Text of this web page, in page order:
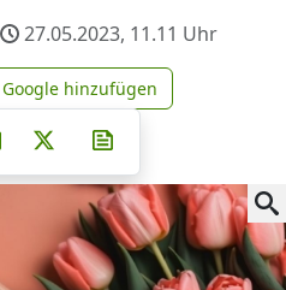
27.05.2023, 11.11 Uhr
news.de zu Google
hinzufügen
auf Facebook
Teilen auf Whatsapp
Teilen auf Telegram
Pinterest
Per E-Mail teilen
Post auf X